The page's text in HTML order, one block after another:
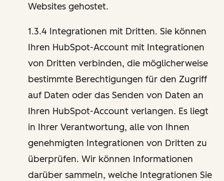
Websites gehostet.
1.3.4 Integrationen mit Dritten. Sie können
Ihren HubSpot-Account mit Integrationen
von Dritten verbinden, die möglicherweise
bestimmte Berechtigungen für den Zugriff
auf Daten oder das Senden von Daten an
Ihren HubSpot-Account verlangen. Es liegt
in Ihrer Verantwortung, alle von Ihnen
genehmigten Integrationen von Dritten zu
überprüfen. Wir können Informationen
darüber sammeln, welche Integrationen Sie